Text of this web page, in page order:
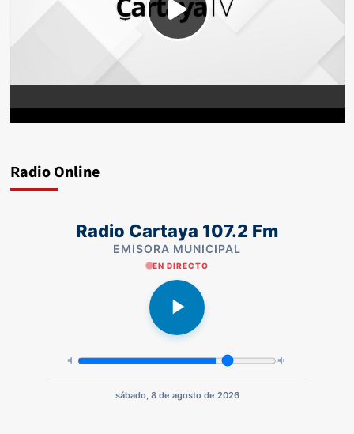
Radio Online
Radio Cartaya 107.2 Fm
EMISORA MUNICIPAL
EN DIRECTO
sábado, 8 de agosto de 2026